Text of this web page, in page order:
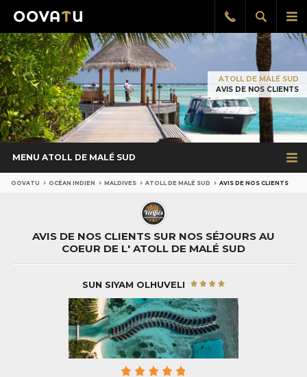
le
Afficher
la
Rappel
gratuit
ATOLL DE MALÉ SUD
AVIS DE NOS CLIENTS
MENU ATOLL DE MALÉ SUD
OOVATU OCÉAN INDIEN MALDIVES ATOLL DE MALÉ SUD AVIS DE NOS CLIENTS
AVIS DE NOS CLIENTS SUR NOS SÉJOURS AU
COEUR DE L' ATOLL DE MALÉ SUD
SUN SIYAM OLHUVELI